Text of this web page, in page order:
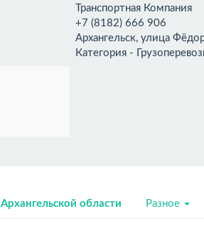
Транспортная Компания
+7 (8182) 666 906
Архангельск, улица
Категория -
Архангельской области Разное